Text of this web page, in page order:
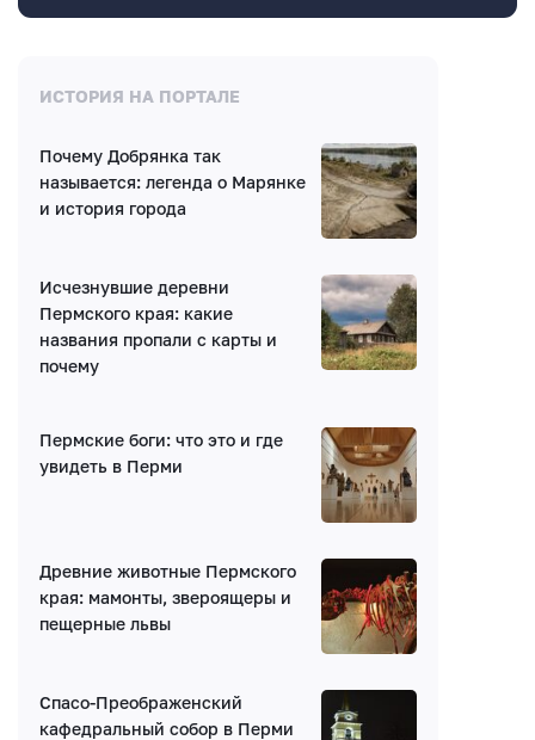
Нет комментариев
Написать комментарий
Имя*
Получать уведомления об ответах
ИСТОРИЯ НА ПОРТАЛЕ
Почему Добрянка так
называется: легенда о Марянке
и история города
Исчезнувшие деревни
Пермского края: какие
названия пропали с карты и
почему
Пермские боги: что это и где
увидеть в Перми
Древние животные Пермского
края: мамонты, звероящеры и
пещерные львы
Спасо-Преображенский
кафедральный собор в Перми